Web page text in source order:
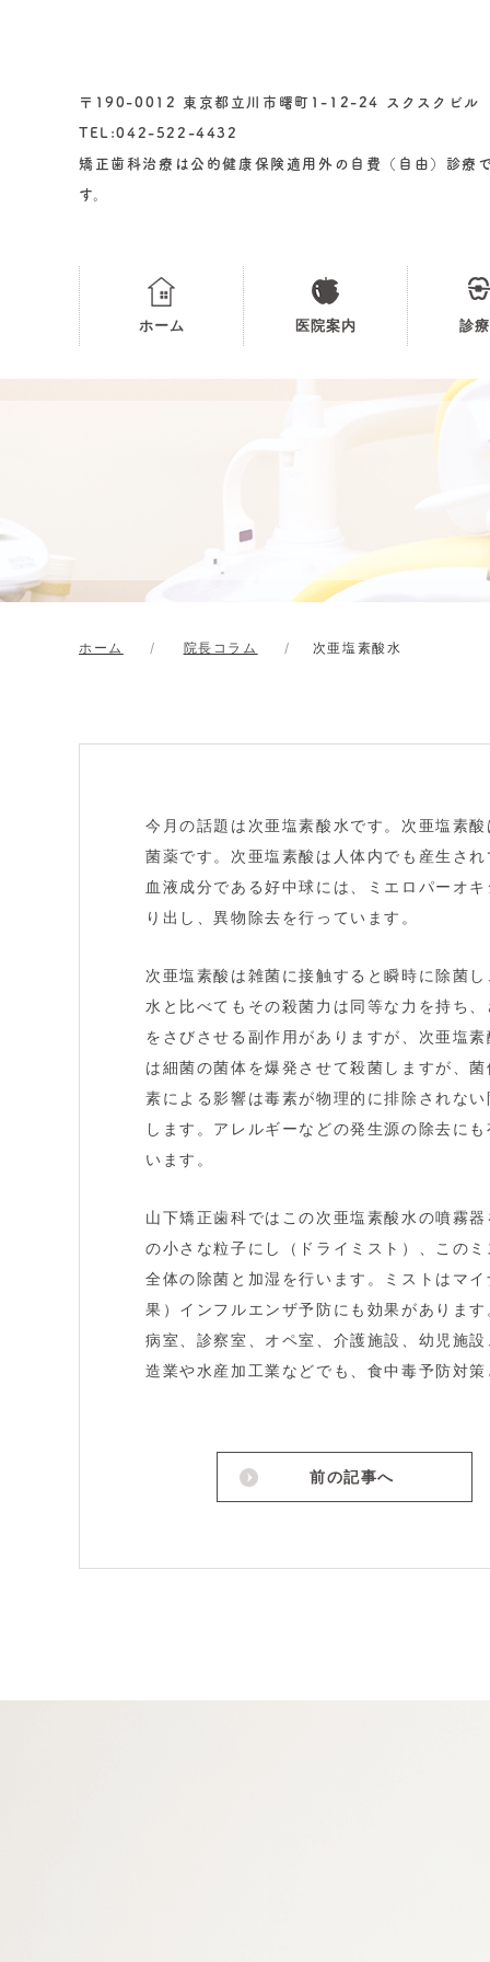
〒190-0012 東京都立川市曙町1-12-24 スクスクビル
TEL:042-522-4432
矯正歯科治療は公的健康保険適用外の自費（自由）診療
す。
ホーム 医院案内 診
小児
歯並
噛み
ホーム 院長コラム 次亜塩素酸水
今月の話題は次亜塩素酸水です。次亜塩素
菌薬です。次亜塩素酸は人体内でも産生さ
血液成分である好中球には、ミエロパーオ
り出し、異物除去を行っています。
次亜塩素酸は雑菌に接触すると瞬時に除菌
水と比べてもその殺菌力は同等な力を持ち
をさびさせる副作用がありますが、次亜塩
は細菌の菌体を爆発させて殺菌しますが、
素による影響は毒素が物理的に排除されな
します。アレルギーなどの発生源の除去に
います。
山下矯正歯科ではこの次亜塩素酸水の噴霧
の小さな粒子にし（ドライミスト）、この
全体の除菌と加湿を行います。ミストはマ
果）インフルエンザ予防にも効果がありま
病室、診察室、オペ室、介護施設、幼児施
造業や水産加工業などでも、食中毒予防対
前の記事へ